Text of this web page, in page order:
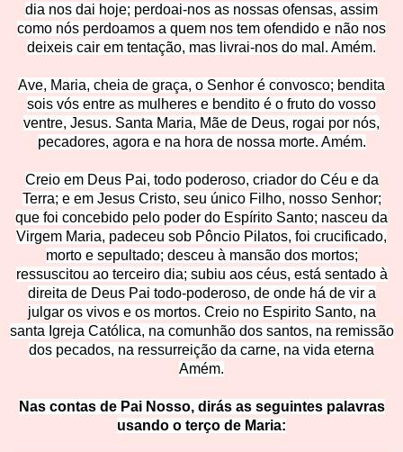
dia nos dai hoje; perdoai-nos as nossas ofensas, assim
como nós perdoamos a quem nos tem ofendido e não nos
deixeis cair em tentação, mas livrai-nos do mal. Amém.
Ave, Maria, cheia de graça, o Senhor é convosco; bendita
sois vós entre as mulheres e bendito é o fruto do vosso
ventre, Jesus. Santa Maria, Mãe de Deus, rogai por nós,
pecadores, agora e na hora de nossa morte. Amém.
Creio em Deus Pai, todo poderoso, criador do Céu e da
Terra; e em Jesus Cristo, seu único Filho, nosso Senhor;
que foi concebido pelo poder do Espírito Santo; nasceu da
Virgem Maria, padeceu sob Pôncio Pilatos, foi crucificado,
morto e sepultado; desceu à mansão dos mortos;
ressuscitou ao terceiro dia; subiu aos céus, está sentado à
direita de Deus Pai todo-poderoso, de onde há de vir a
julgar os vivos e os mortos. Creio no Espirito Santo, na
santa Igreja Católica, na comunhão dos santos, na remissão
dos pecados, na ressurreição da carne, na vida eterna
Amém.
Nas contas de Pai Nosso, dirás as seguintes palavras
usando o terço de Maria: